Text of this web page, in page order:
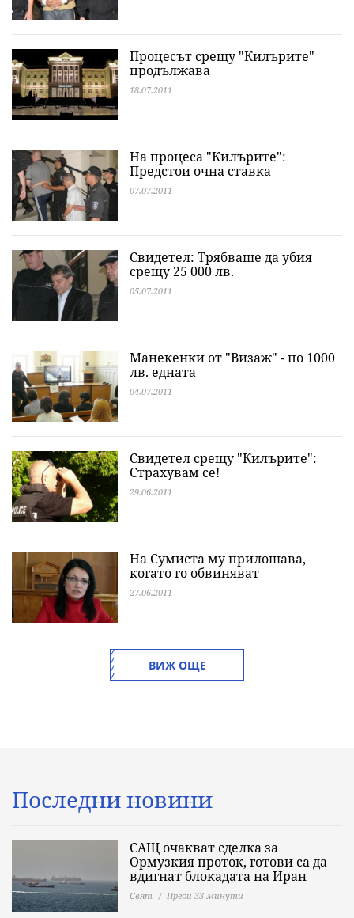
Процесът срещу "Килърите"
продължава
18.07.2011
На процеса "Килърите":
Предстои очна ставка
07.07.2011
Свидетел: Трябваше да убия
срещу 25 000 лв.
05.07.2011
Манекенки от "Визаж" - по 1000
лв. едната
04.07.2011
Свидетел срещу "Килърите":
Страхувам се!
29.06.2011
На Сумиста му прилошава,
когато го обвиняват
27.06.2011
ВИЖ ОЩЕ
Последни новини
САЩ очакват сделка за
Ормузкия проток, готови са да
вдигнат блокадата на Иран
Свят Преди 33 минути